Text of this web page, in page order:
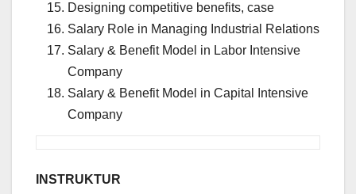
Designing competitive benefits, case
Salary Role in Managing Industrial Relations
Salary & Benefit Model in Labor Intensive
Company
Salary & Benefit Model in Capital Intensive
Company
INSTRUKTUR